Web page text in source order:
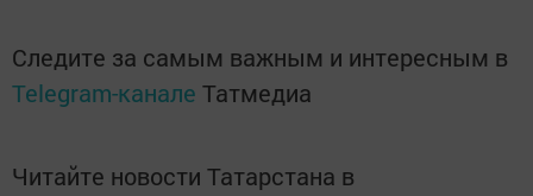
Следите за самым важным и интересным в
Telegram-канале Татмедиа
Читайте новости Татарстана в